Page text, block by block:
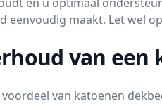
eenvoudig maakt. Let wel
van een
van katoenen